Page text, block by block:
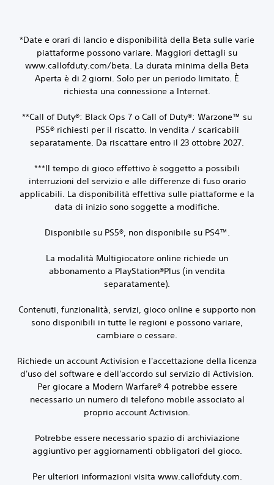
*Date e orari di lancio e disponibilità della Beta sulle varie
piattaforme possono variare. Maggiori dettagli su
www.callofduty.com/beta. La durata minima della Beta
Aperta è di 2 giorni. Solo per un periodo limitato. È
richiesta una connessione a Internet.
**Call of Duty®: Black Ops 7 o Call of Duty®: Warzone™ su
PS5® richiesti per il riscatto. In vendita / scaricabili
separatamente. Da riscattare entro il 23 ottobre 2027.
***Il tempo di gioco effettivo è soggetto a possibili
interruzioni del servizio e alle differenze di fuso orario
applicabili. La disponibilità effettiva sulle piattaforme e la
data di inizio sono soggette a modifiche.
Disponibile su PS5®, non disponibile su PS4™.
La modalità Multigiocatore online richiede un
abbonamento a PlayStation®Plus (in vendita
separatamente).
Contenuti, funzionalità, servizi, gioco online e supporto non
sono disponibili in tutte le regioni e possono variare,
cambiare o cessare.
Richiede un account Activision e l'accettazione della licenza
d'uso del software e dell'accordo sul servizio di Activision.
Per giocare a Modern Warfare® 4 potrebbe essere
necessario un numero di telefono mobile associato al
proprio account Activision.
Potrebbe essere necessario spazio di archiviazione
aggiuntivo per aggiornamenti obbligatori del gioco.
Per ulteriori informazioni visita www.callofduty.com.